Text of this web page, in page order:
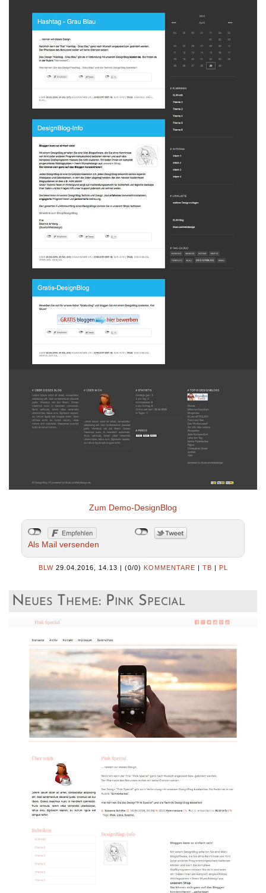
Zum Demo-DesignBlog
Als Mail versenden
BLW 29.04.2016, 14.13 (0/0) KOMMENTARE TB PL
Neues Theme: Pink Special